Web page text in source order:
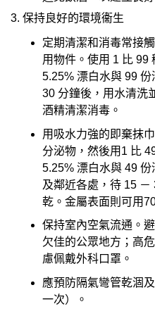
3. 保持良好的環境衞生
定期清潔和消毒常接
用物件。使用 1 比 99
5.25% 漂白水與 99
30 分鐘後，用水清洗
酒精清潔消毒。
用吸水力強的即棄抹
分泌物，然後用1 比
5.25% 漂白水與 49
及鄰近各處，待 15
乾。金屬表面則可用
保持室內空氣流通。
欠佳的公眾地方；高
慮佩戴外科口罩。
應預防隔氣彎管乾涸
一次）。